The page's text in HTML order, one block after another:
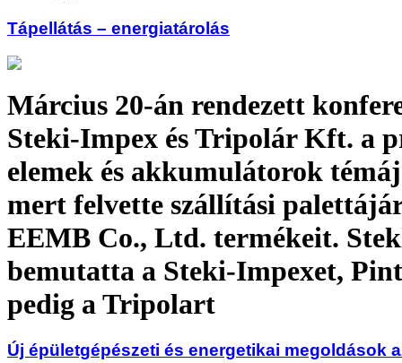
Tápellátás – energiatárolás
Március 20-án rendezett
Steki-Impex és Tripolár Kft. a
elemek és akkumulátorok
mert felvette szállítási
EEMB Co., Ltd. termékeit.
bemutatta a Steki-Impexet,
pedig a Tripolart
Új épületgépészeti és energetikai megoldások